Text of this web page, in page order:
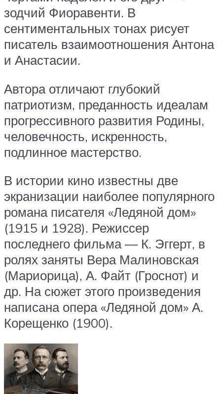
зодчий Фиоравенти. В
сентиментальных тонах рисует
писатель взаимоотношения Антона
и Анастасии.
Автора отличают глубокий
патриотизм, преданность идеалам
прогрессивного развития Родины,
человечность, искренность,
подлинное мастерство.
В истории кино известны две
экранизации наиболее популярного
романа писателя «Ледяной дом»
(1915 и 1928). Режиссер
последнего фильма — К. Эггерт, в
ролях заняты Вера Малиновская
(Мариорица), А. Файт (Гроснот) и
др. На сюжет этого произведения
написана опера «Ледяной дом» А.
Корещенко (1900).